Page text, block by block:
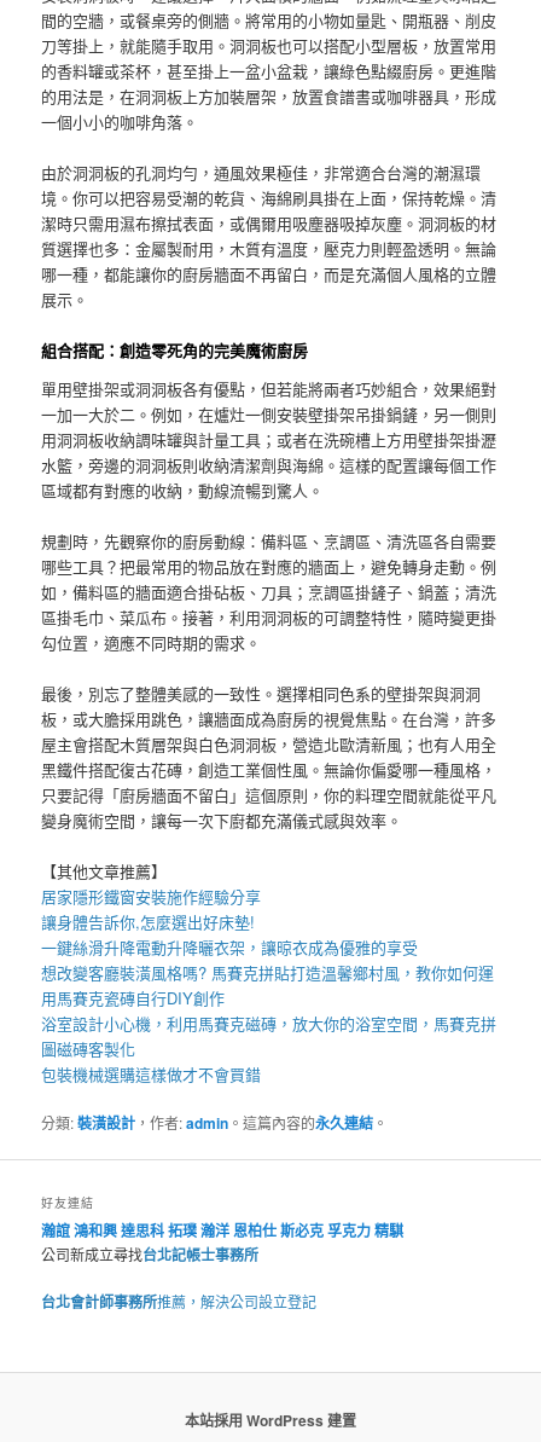
間的空牆，或餐桌旁的側牆。將常用的小物如量匙、開瓶器、削皮
刀等掛上，就能隨手取用。洞洞板也可以搭配小型層板，放置常用
的香料罐或茶杯，甚至掛上一盆小盆栽，讓綠色點綴廚房。更進階
的用法是，在洞洞板上方加裝層架，放置食譜書或咖啡器具，形成
一個小小的咖啡角落。
由於洞洞板的孔洞均勻，通風效果極佳，非常適合台灣的潮濕環
境。你可以把容易受潮的乾貨、海綿刷具掛在上面，保持乾燥。清
潔時只需用濕布擦拭表面，或偶爾用吸塵器吸掉灰塵。洞洞板的材
質選擇也多：金屬製耐用，木質有溫度，壓克力則輕盈透明。無論
哪一種，都能讓你的廚房牆面不再留白，而是充滿個人風格的立體
展示。
組合搭配：創造零死角的完美魔術廚房
單用壁掛架或洞洞板各有優點，但若能將兩者巧妙組合，效果絕對
一加一大於二。例如，在爐灶一側安裝壁掛架吊掛鍋鏟，另一側則
用洞洞板收納調味罐與計量工具；或者在洗碗槽上方用壁掛架掛瀝
水籃，旁邊的洞洞板則收納清潔劑與海綿。這樣的配置讓每個工作
區域都有對應的收納，動線流暢到驚人。
規劃時，先觀察你的廚房動線：備料區、烹調區、清洗區各自需要
哪些工具？把最常用的物品放在對應的牆面上，避免轉身走動。例
如，備料區的牆面適合掛砧板、刀具；烹調區掛鏟子、鍋蓋；清洗
區掛毛巾、菜瓜布。接著，利用洞洞板的可調整特性，隨時變更掛
勾位置，適應不同時期的需求。
最後，別忘了整體美感的一致性。選擇相同色系的壁掛架與洞洞
板，或大膽採用跳色，讓牆面成為廚房的視覺焦點。在台灣，許多
屋主會搭配木質層架與白色洞洞板，營造北歐清新風；也有人用全
黑鐵件搭配復古花磚，創造工業個性風。無論你偏愛哪一種風格，
只要記得「廚房牆面不留白」這個原則，你的料理空間就能從平凡
變身魔術空間，讓每一次下廚都充滿儀式感與效率。
【其他文章推薦】
居家隱形鐵窗安裝施作經驗分享
讓身體告訴你,怎麼選出好床墊!
一鍵絲滑升降電動升降曬衣架 ，讓晾衣成為優雅的享受
想改變客廳裝潢風格嗎? 馬賽克拼貼打造溫馨鄉村風，教你如何運
用馬賽克瓷磚自行DIY創作
浴室設計小心機，利用馬賽克磁磚 ，放大你的浴室空間， 馬賽克拼
圖磁磚客製化
包裝機械選購這樣做才不會買錯
分類:裝潢設計 ，作者:admin 。這篇內容的永久連結 。
好友連結
瀚誼鴻和興達思科拓璞瀚洋 恩柏仕斯必克孚克力精騏
公司新成立尋找台北記帳士事務所
台北會計師事務所推薦，解決公司設立登記
本站採用 WordPress 建置